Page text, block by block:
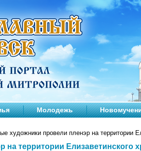
Молодежь
художники провели пленэр на территории
территории Елизаветинского